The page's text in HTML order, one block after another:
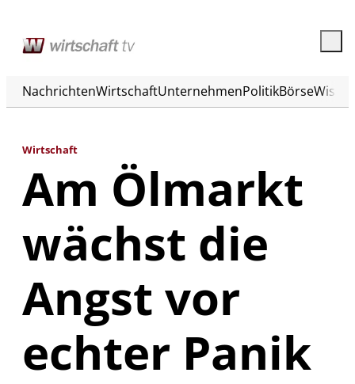
NachrichtenWirtschaftUnternehmenPolitikBörse
Wirtschaft
Am Ölmarkt
wächst die
Angst vor
echter Panik